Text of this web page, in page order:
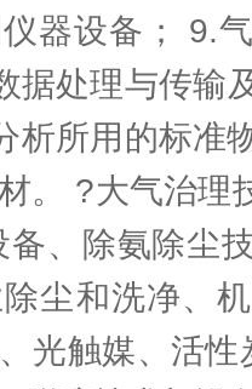
器设备； 9.
据处理与传输
析所用的标准
。 ?大气治理
备、除氨除尘
尘和洗净、
光触媒、活